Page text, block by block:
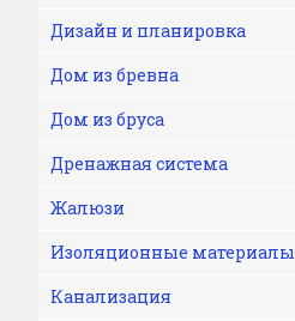
Дизайн и планировка
Дом из бревна
Дом из бруса
Дренажная система
Жалюзи
Изоляционные материалы
Канализация